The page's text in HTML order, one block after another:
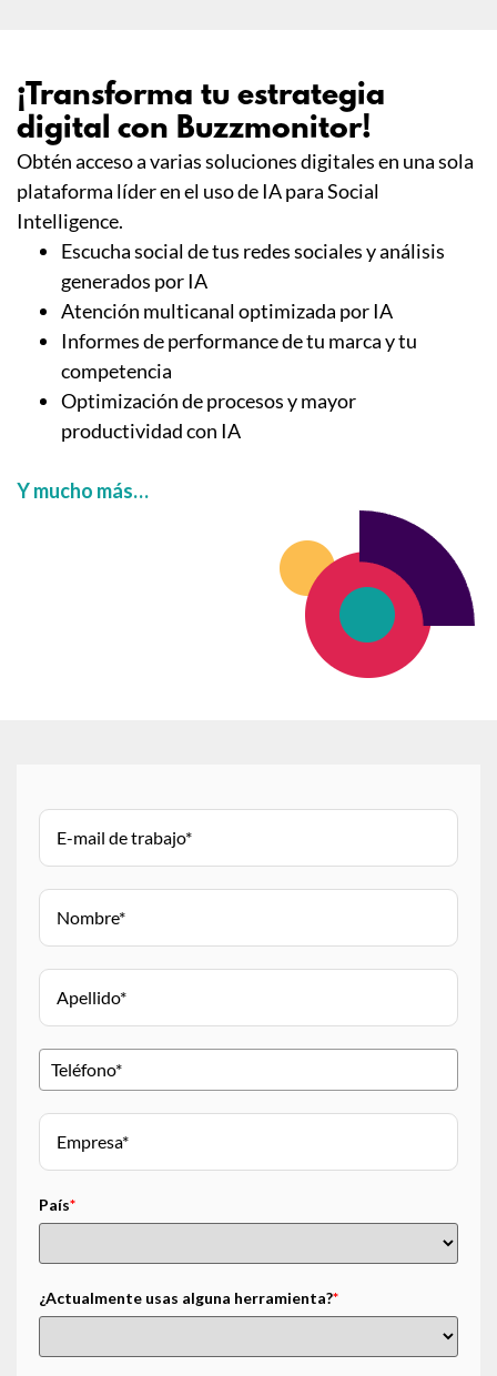
¡Transforma tu estrategia
digital con Buzzmonitor!
Obtén acceso a varias soluciones digitales en una sola
plataforma líder en el uso de IA para Social
Intelligence.
Escucha social de tus redes sociales y análisis
generados por IA
Atención multicanal optimizada por IA
Informes de performance de tu marca y tu
competencia
Optimización de procesos y mayor
productividad con IA
Y mucho más…
País*
¿Actualmente usas alguna herramienta?*